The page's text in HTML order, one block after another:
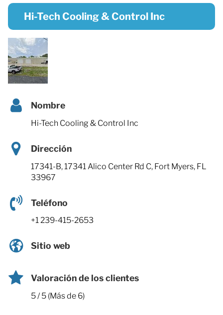
Hi-Tech Cooling & Control Inc
Nombre
Hi-Tech Cooling & Control Inc
Dirección
17341-B, 17341 Alico Center Rd C, Fort Myers, FL
33967
Teléfono
+1 239-415-2653
Sitio web
Valoración de los clientes
5 / 5 (Más de 6)